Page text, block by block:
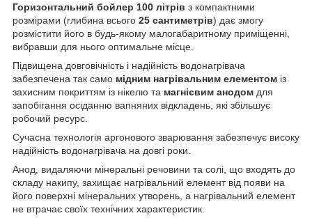
Горизонтальний бойлер 100 літрів з компактними
розмірами (глибина всього 25 сантиметрів) дає змогу
розмістити його в будь-якому малогабаритному приміщенні,
вибравши для нього оптимальне місце.
Підвищена довговічність і надійність водонагрівача
забезпечена так само мідним нагрівальним елементом із
захисним покриттям із нікелю та магнієвим анодом для
запобігання осіданню вапняних відкладень, які збільшує
робочий ресурс.
Сучасна технологія аргонового зварювання забезпечує високу
надійність водонагрівача на довгі роки.
Анод, видаляючи мінеральні речовини та солі, що входять до
складу накипу, захищає нагрівальний елемент від появи на
його поверхні мінеральних утворень, а нагрівальний елемент
не втрачає своїх технічних характеристик.